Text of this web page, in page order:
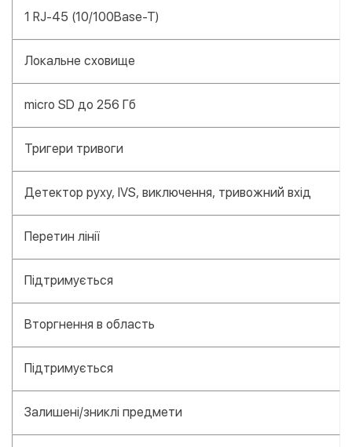
1 RJ-45 (10/100Base-T)
Локальне сховище
micro SD до 256 Гб
Тригери тривоги
Детектор руху, IVS, виключення, тривожний вхід
Перетин лінії
Підтримується
Вторгнення в область
Підтримується
Залишені/зниклі предмети